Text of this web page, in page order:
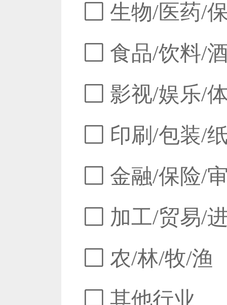
生物/医药/
食品/饮料/
影视/娱乐/
印刷/包装/
金融/保险/
加工/贸易/
农/林/牧/渔
其他行业